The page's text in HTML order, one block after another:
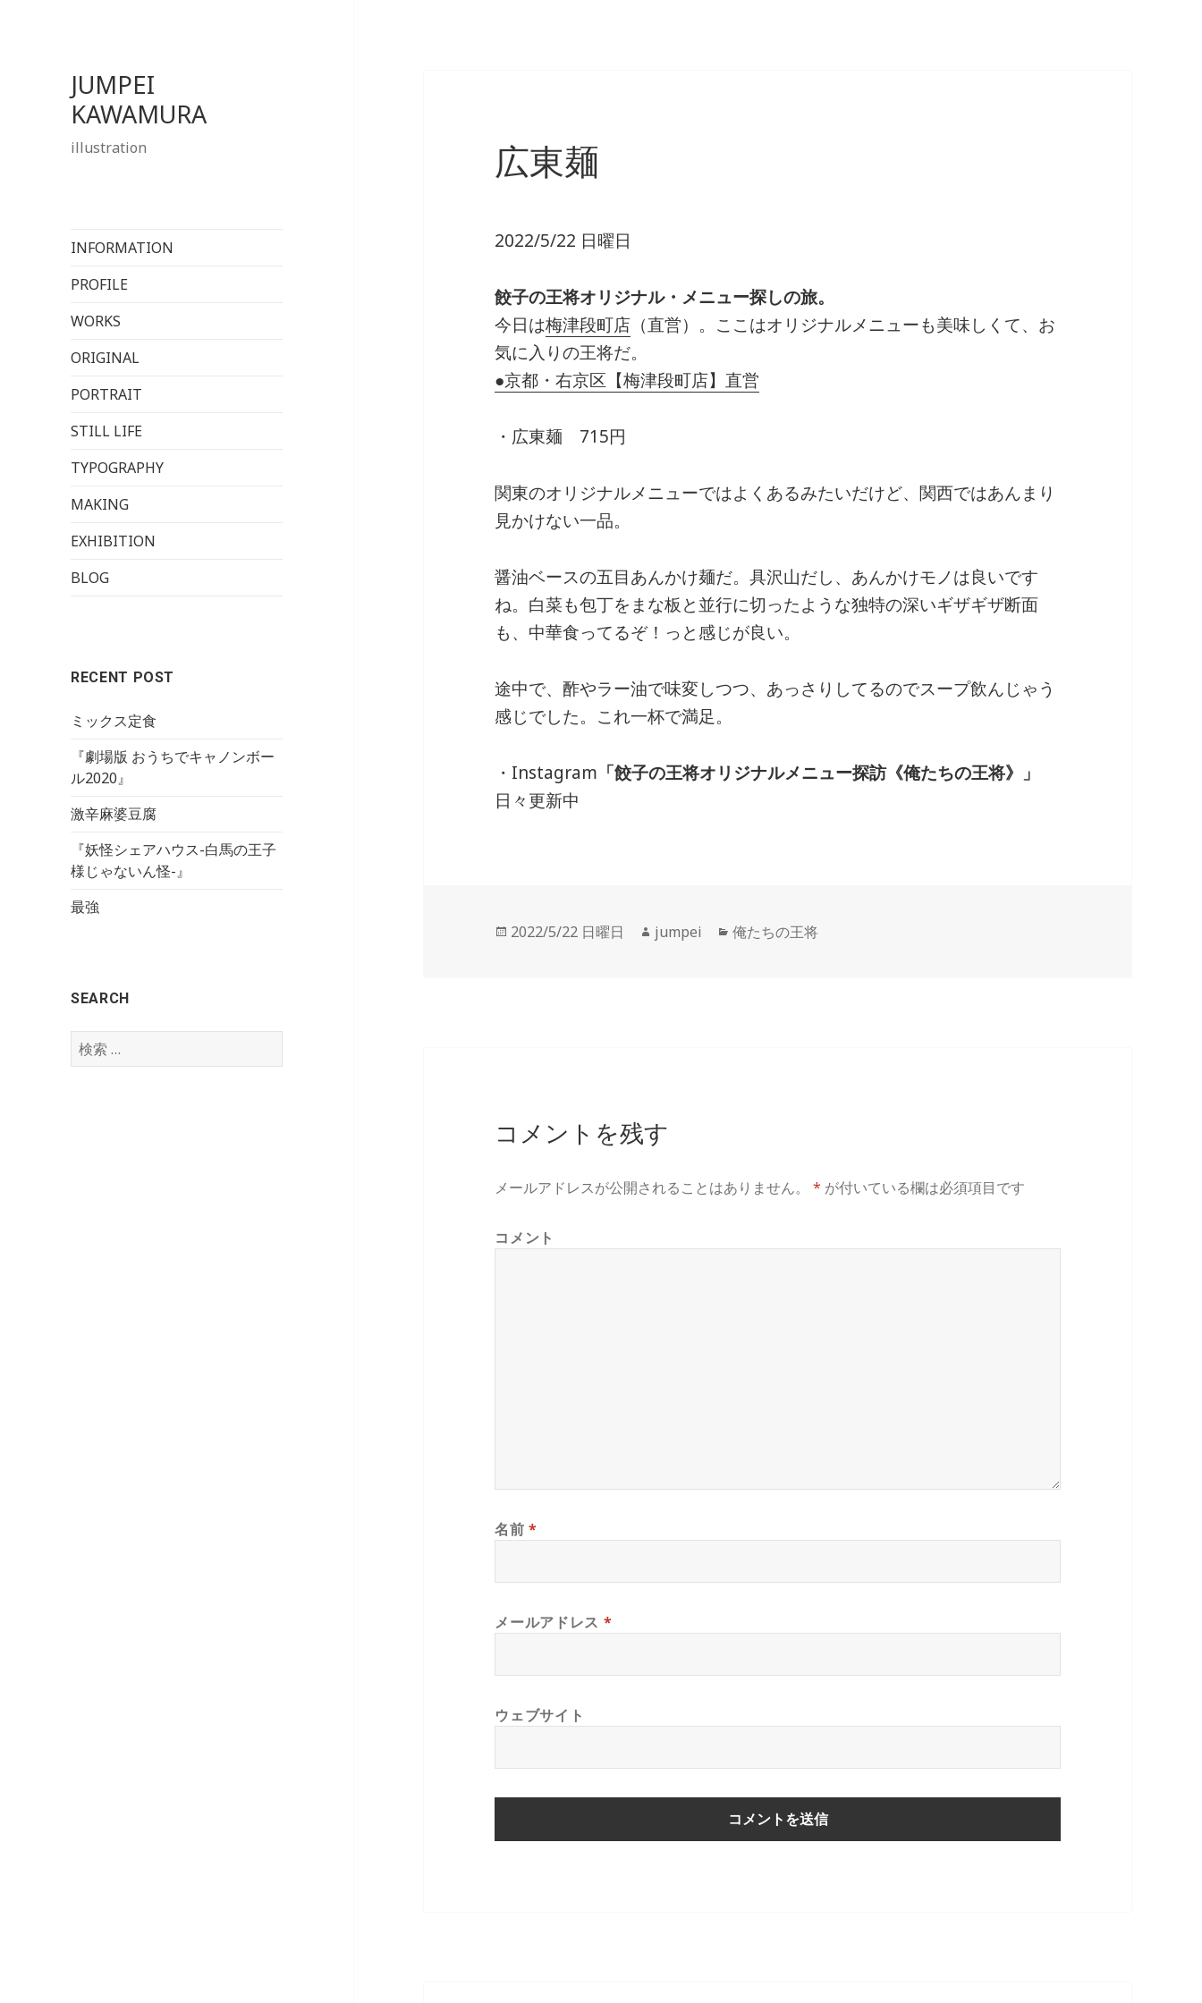
JUMPEI
KAWAMURA
illustration
INFORMATION
PROFILE
WORKS
ORIGINAL
PORTRAIT
STILL LIFE
TYPOGRAPHY
MAKING
EXHIBITION
BLOG
RECENT POST
ミックス定食
『劇場版 おうちでキャノンボー
ル2020』
激辛麻婆豆腐
『妖怪シェアハウス-白馬の王子
様じゃないん怪-』
最強
SEARCH
検
索
広東麺
2022/5/22 日曜日
餃子の王将オリジナル・メニュー探しの旅。
今日は梅津段町店 （直営）。ここはオリジナルメニューも美味しくて、お
気に入りの王将だ。
●京都・右京区【梅津段町店】直営
・広東麺 715円
関東のオリジナルメニューではよくあるみたいだけど、関西ではあんまり
見かけない一品。
醤油ベースの五目あんかけ麺だ。具沢山だし、あんかけモノは良いです
ね。白菜も包丁をまな板と並行に切ったような独特の深いギザギザ断面
も、中華食ってるぞ！っと感じが良い。
途中で、酢やラー油で味変しつつ、あっさりしてるのでスープ飲んじゃう
感じでした。これ一杯で満足。
・Instagram 「餃子の王将オリジナルメニュー探訪《俺たちの王将》」
日々更新中
投
2022/5/22 日曜日
作
jumpei
カ
俺たちの王将
コメントを残す
メールアドレスが公開されることはありません。 * が付いている欄は必須項目です
コメント
名前*
メールアドレス *
ウェブサイト